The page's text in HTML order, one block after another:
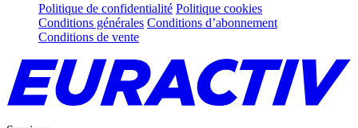
Politique de confidentialité Politique cookies
Conditions générales Conditions d’abonnement
Conditions de vente